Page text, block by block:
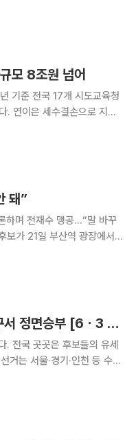
에
모 8조원 넘어
기준 전국 17개 시도교육청
. 연이은 세수결손으로 지방
보원
돼”
하며 전재수 맹공…“말 바꾸
'한동훈 무소속' 변수 영남 요동…유세 첫날 부산·대구서 정면승부 [6ㆍ3 선거 풍향계]
. 전국 곳곳은 후보들의 유세
거는 서울·경기·인천 등 수도